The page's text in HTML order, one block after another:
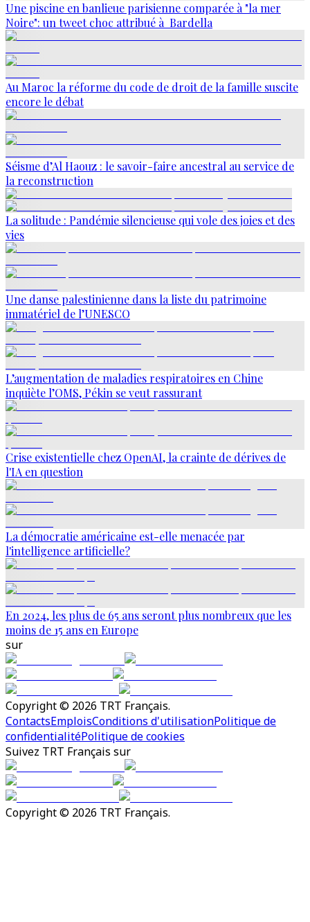
Une piscine en banlieue parisienne comparée à "la mer
Noire": un tweet choc attribué à Bardella
Au Maroc la réforme du code de droit de la famille suscite
encore le débat
Séisme d’Al Haouz : le savoir-faire ancestral au service de
la reconstruction
La solitude : Pandémie silencieuse qui vole des joies et des
vies
Une danse palestinienne dans la liste du patrimoine
immatériel de l’UNESCO
L’augmentation de maladies respiratoires en Chine
inquiète l’OMS, Pékin se veut rassurant
Crise existentielle chez OpenAI, la crainte de dérives de
l'IA en question
La démocratie américaine est-elle menacée par
l'intelligence artificielle?
En 2024, les plus de 65 ans seront plus nombreux que les
moins de 15 ans en Europe
sur
Copyright © 2026 TRT Français.
ContactsEmploisConditions d'utilisationPolitique de
confidentialitéPolitique de cookies
Suivez TRT Français sur
Copyright © 2026 TRT Français.